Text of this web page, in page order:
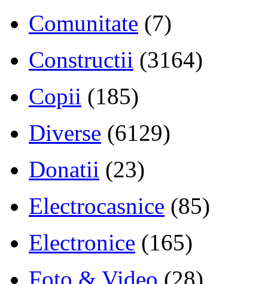
Comunitate (7)
Constructii (3164)
Copii (185)
Diverse (6129)
Donatii (23)
Electrocasnice (85)
Electronice (165)
Foto & Video (28)